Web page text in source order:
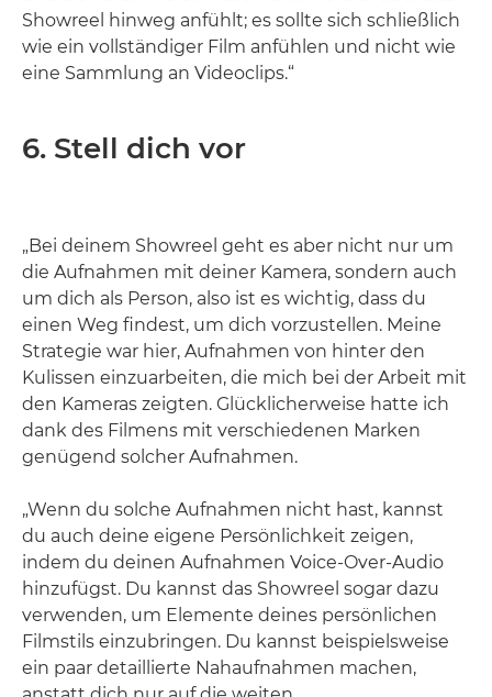
Showreel hinweg anfühlt; es sollte sich schließlich
wie ein vollständiger Film anfühlen und nicht wie
eine Sammlung an Videoclips.“
6. Stell dich vor
„Bei deinem Showreel geht es aber nicht nur um
die Aufnahmen mit deiner Kamera, sondern auch
um dich als Person, also ist es wichtig, dass du
einen Weg findest, um dich vorzustellen. Meine
Strategie war hier, Aufnahmen von hinter den
Kulissen einzuarbeiten, die mich bei der Arbeit mit
den Kameras zeigten. Glücklicherweise hatte ich
dank des Filmens mit verschiedenen Marken
genügend solcher Aufnahmen.
„Wenn du solche Aufnahmen nicht hast, kannst
du auch deine eigene Persönlichkeit zeigen,
indem du deinen Aufnahmen Voice-Over-Audio
hinzufügst. Du kannst das Showreel sogar dazu
verwenden, um Elemente deines persönlichen
Filmstils einzubringen. Du kannst beispielsweise
ein paar detaillierte Nahaufnahmen machen,